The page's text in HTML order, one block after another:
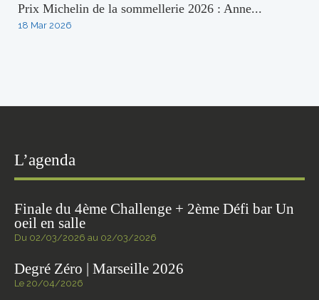
Prix Michelin de la sommellerie 2026 : Anne...
18 Mar 2026
L’agenda
Finale du 4ème Challenge + 2ème Défi bar Un
oeil en salle
Du 02/03/2026 au 02/03/2026
Degré Zéro | Marseille 2026
Le 20/04/2026